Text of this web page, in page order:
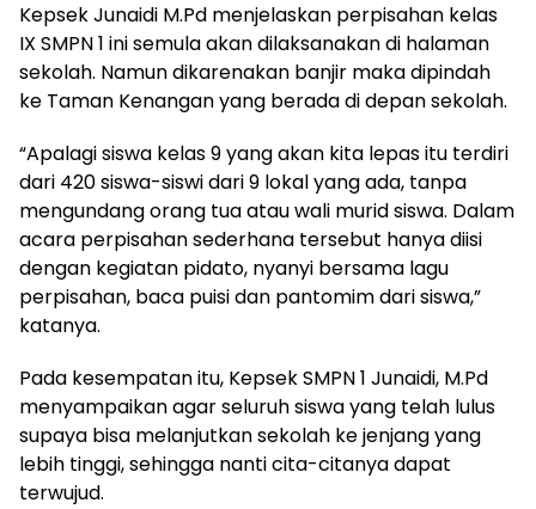
Kepsek Junaidi M.Pd menjelaskan perpisahan kelas
IX SMPN 1 ini semula akan dilaksanakan di halaman
sekolah. Namun dikarenakan banjir maka dipindah
ke Taman Kenangan yang berada di depan sekolah.
“Apalagi siswa kelas 9 yang akan kita lepas itu terdiri
dari 420 siswa-siswi dari 9 lokal yang ada, tanpa
mengundang orang tua atau wali murid siswa. Dalam
acara perpisahan sederhana tersebut hanya diisi
dengan kegiatan pidato, nyanyi bersama lagu
perpisahan, baca puisi dan pantomim dari siswa,”
katanya.
Pada kesempatan itu, Kepsek SMPN 1 Junaidi, M.Pd
menyampaikan agar seluruh siswa yang telah lulus
supaya bisa melanjutkan sekolah ke jenjang yang
lebih tinggi, sehingga nanti cita-citanya dapat
terwujud.